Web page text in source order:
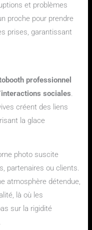
et problèmes
proche pour prendre
prises, garantissant
professionnel
interactions sociales.
créent des liens
la glace
photo suscite
partenaires ou clients.
atmosphère détendue,
là où les
sur la rigidité